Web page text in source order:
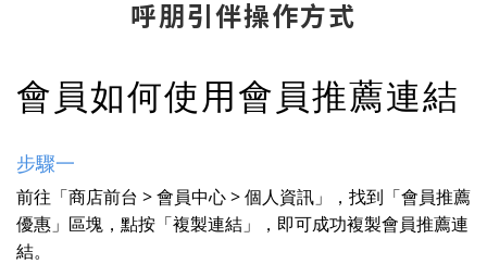
呼朋引伴操作方式
會員如何使用會員推薦連結
步驟一
前往「商店前台 > 會員中心 > 個人資訊」，找到「會員推薦
優惠」區塊，點按「複製連結」，即可成功複製會員推薦連
結。